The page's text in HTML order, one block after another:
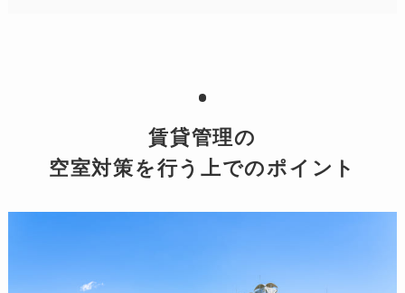
賃貸管理の
空室対策を行う上でのポイント